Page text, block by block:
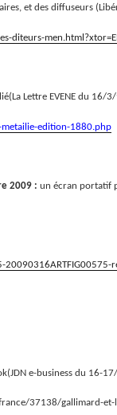
et des diffuseurs
diteurs-
Lettre EVENE du 16/
edition-1880.php
2009 : un écran portatif
e-business du 16-
37138/gallimard-et-